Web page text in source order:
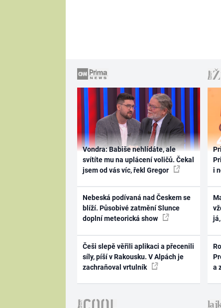
Vondra: Babiše nehlídáte, ale
svítíte mu na uplácení voličů. Čekal
jsem od vás víc, řekl Gregor
Nebeská podívaná nad Českem se
blíží. Působivé zatmění Slunce
doplní meteorická show
Češi slepě věřili aplikaci a přecenili
síly, píší v Rakousku. V Alpách je
zachraňoval vrtulník
i
a